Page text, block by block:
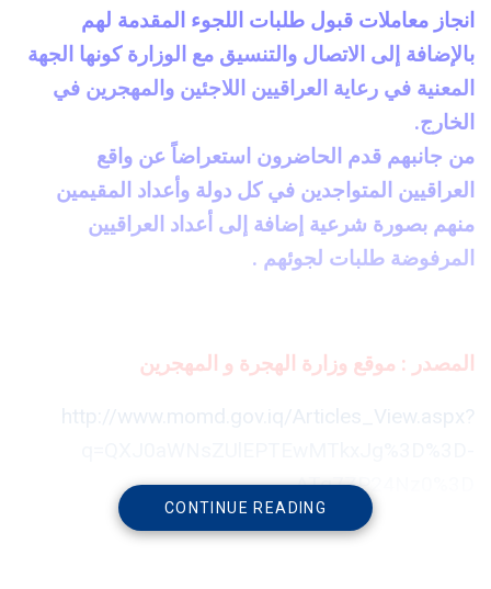
انجاز معاملات قبول طلبات اللجوء المقدمة لهم
بالإضافة إلى الاتصال والتنسيق مع الوزارة كونها الجهة
المعنية في رعاية العراقيين اللاجئين والمهجرين في
الخارج.
من جانبهم قدم الحاضرون استعراضاً عن واقع
العراقيين المتواجدين في كل دولة وأعداد المقيمين
منهم بصورة شرعية إضافة إلى أعداد العراقيين
المرفوضة طلبات لجوئهم .
المصدر : موقع وزارة الهجرة و المهجرين
http://www.momd.gov.iq/Articles_View.aspx?
ATq7ZP24Nz0%3D
CONTINUE READING